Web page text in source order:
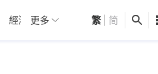
經濟 01深圳 觀點 健康
更多 繁 简